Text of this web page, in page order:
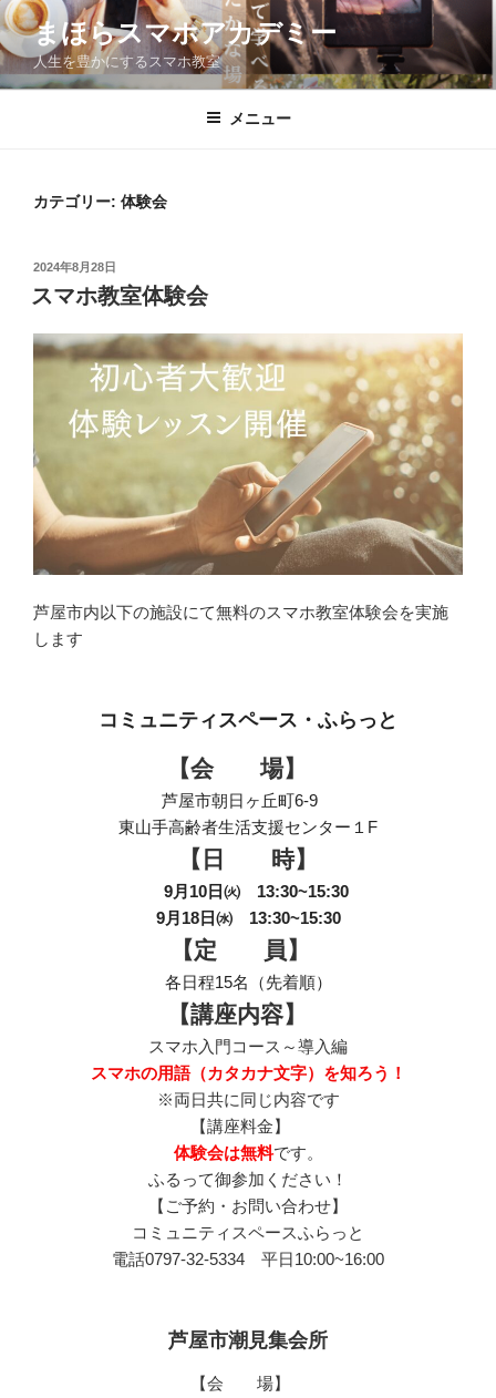
コ
ン
テ
ン
まほらスマホアカデミー
人生を豊かにするスマホ教室
メニュー
カテゴリー: 体験会
投
稿
日:
2024年8月28日
スマホ教室体験会
芦屋市内以下の施設にて無料のスマホ教室体験会を実施
します
コミュニティスペース・ふらっと
【会 場】
芦屋市朝日ヶ丘町6-9
東山手高齢者生活支援センター１F
【日 時】
9月10日㈫ 13:30~15:30
9月18日㈬ 13:30~15:30
【定 員】
各日程15名（先着順）
【講座内容】
スマホ入門コース～導入編
スマホの用語（カタカナ文字）を知ろう！
※両日共に同じ内容です
【講座料金】
体験会は無料です。
ふるって御参加ください！
【ご予約・お問い合わせ】
コミュニティスペースふらっと
電話0797-32-5334 平日10:00~16:00
芦屋市潮見集会所
【会 場】